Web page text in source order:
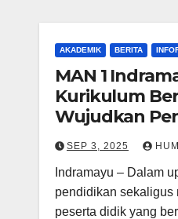
AKADEMIK BERITA
MAN 1
Kurikulum
Wujudkan
SEP 3, 2025
Indramayu – Dalam
pendidikan sekaligus
peserta didik yang